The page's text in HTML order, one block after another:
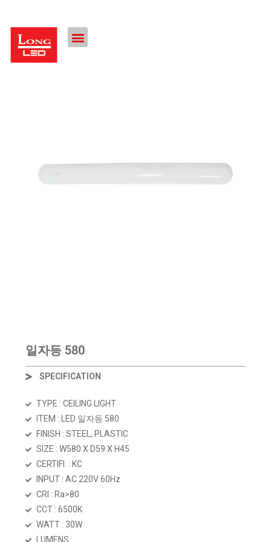
일자등 580
SPECIFICATION
TYPE : CEILING LIGHT
ITEM : LED 일자등 580
FINISH : STEEL, PLASTIC
SIZE : W580 X D59 X H45
CERTIFI. : KC
INPUT : AC 220V 60Hz
CRI : Ra>80
CCT : 6500K
WATT : 30W
LUMENS :